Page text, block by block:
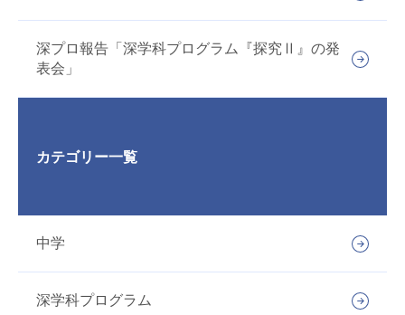
深プロ報告「深学科プログラム『探究Ⅱ』の発
表会」
カテゴリー一覧
中学
深学科プログラム